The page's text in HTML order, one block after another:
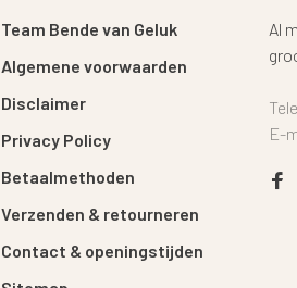
Team Bende van Geluk
Algemene voorwaarden
Disclaimer
Privacy Policy
Betaalmethoden
Verzenden & retourneren
Contact & openingstijden
Al
E-